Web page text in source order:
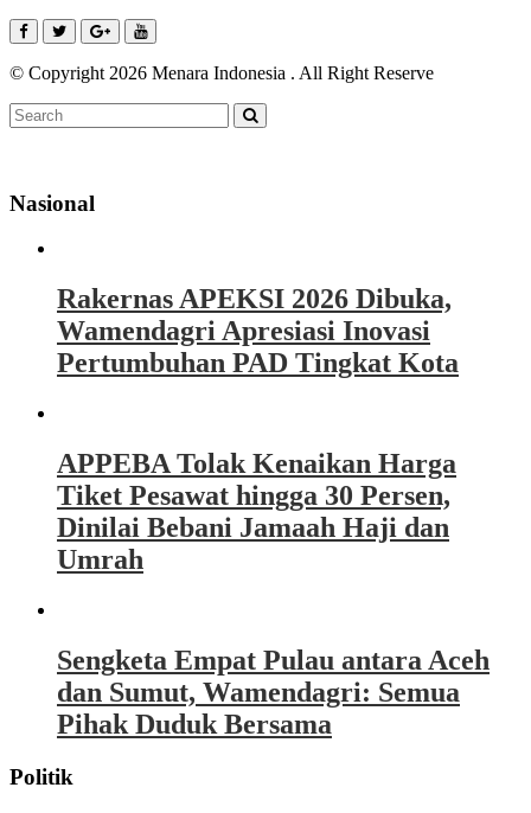
© Copyright 2026 Menara Indonesia . All Right Reserve
Nasional
Rakernas APEKSI 2026 Dibuka,
Wamendagri Apresiasi Inovasi
Pertumbuhan PAD Tingkat Kota
APPEBA Tolak Kenaikan Harga
Tiket Pesawat hingga 30 Persen,
Dinilai Bebani Jamaah Haji dan
Umrah
Sengketa Empat Pulau antara Aceh
dan Sumut, Wamendagri: Semua
Pihak Duduk Bersama
Politik